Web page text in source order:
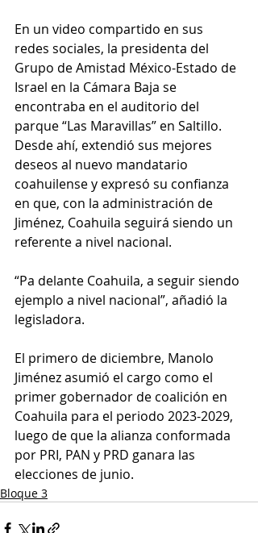
En un video compartido en sus
redes sociales, la presidenta del
Grupo de Amistad México-Estado de
Israel en la Cámara Baja se
encontraba en el auditorio del
parque “Las Maravillas” en Saltillo.
Desde ahí, extendió sus mejores
deseos al nuevo mandatario
coahuilense y expresó su confianza
en que, con la administración de
Jiménez, Coahuila seguirá siendo un
referente a nivel nacional.
“Pa delante Coahuila, a seguir siendo
ejemplo a nivel nacional”, añadió la
legisladora.
El primero de diciembre, Manolo
Jiménez asumió el cargo como el
primer gobernador de coalición en
Coahuila para el periodo 2023-2029,
luego de que la alianza conformada
por PRI, PAN y PRD ganara las
elecciones de junio.
Bloque 3